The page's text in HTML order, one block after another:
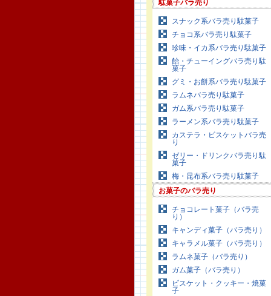
駄菓子バラ売り
スナック系バラ売り駄菓子
チョコ系バラ売り駄菓子
珍味・イカ系バラ売り駄菓子
飴・チューイングバラ売り駄
菓子
グミ・お餅系バラ売り駄菓子
ラムネバラ売り駄菓子
ガム系バラ売り駄菓子
ラーメン系バラ売り駄菓子
カステラ・ビスケットバラ売
り
ゼリー・ドリンクバラ売り駄
菓子
梅・昆布系バラ売り駄菓子
お菓子のバラ売り
チョコレート菓子（バラ売
り）
キャンディ菓子（バラ売り）
キャラメル菓子（バラ売り）
ラムネ菓子（バラ売り）
ガム菓子（バラ売り）
ビスケット・クッキー・焼菓
子